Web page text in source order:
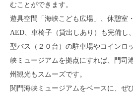
むことができます。
遊具空間「海峡こども広場」、休憩室
AED、車椅子（貸出しあり）も完備し
型バス（２０台）の駐車場やコインロ
峡ミュージアムを拠点にすれば、門司
州観光もスムーズです。
関門海峡ミュージアムをベースに、ぜ